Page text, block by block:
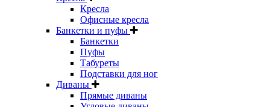
Кресла
Офисные кресла
Банкетки и пуфы
Банкетки
Пуфы
Табуреты
Подставки для ног
Диваны
Прямые диваны